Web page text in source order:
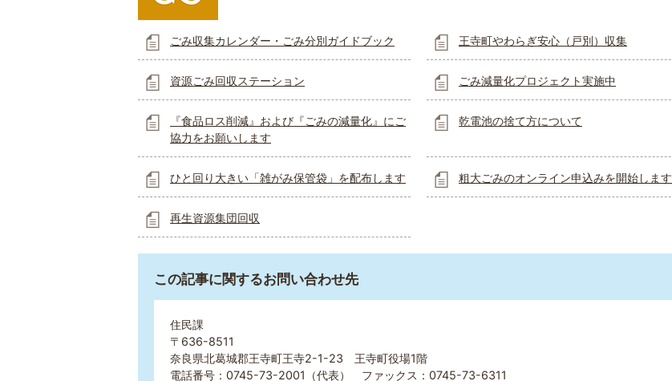
ごみ収集カレンダー・ごみ分別ガイドブック 王寺町やわらぎ安心（戸別）収集
資源ごみ回収ステーション ごみ減量化プロジェクト実施中
『食品ロス削減』および『ごみの減量化』にご
協力をお願いします
乾電池の捨て方について
ひと回り大きい「雑がみ保管袋」を配布します 粗大ごみのオンライン申込みを開始します
再生資源集団回収
この記事に関するお問い合わせ先
住民課
〒636-8511
奈良県北葛城郡王寺町王寺2-1-23 王寺町役場1階
電話番号：0745-73-2001（代表） ファックス：0745-73-6311